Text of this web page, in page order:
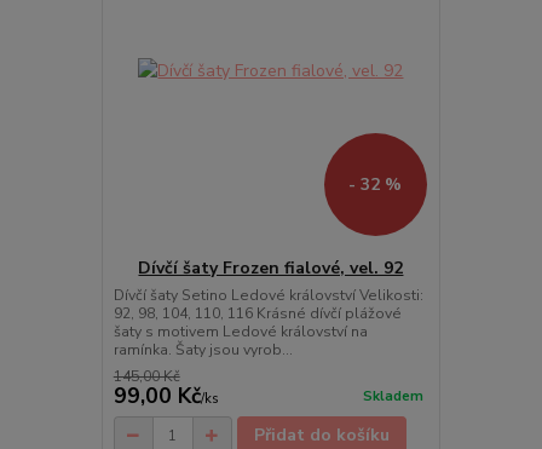
- 32 %
Dívčí šaty Frozen fialové, vel. 92
Dívčí šaty Setino Ledové království Velikosti:
92, 98, 104, 110, 116 Krásné dívčí plážové
šaty s motivem Ledové království na
ramínka. Šaty jsou vyrob...
145,00 Kč
99,00 Kč/ks Skladem
Přidat do košíku